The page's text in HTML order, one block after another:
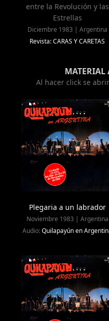
entre la Revolución y las
Estrellas
Diciembre 1983 | Argentina
Revista: CARAS Y CARETAS
Al hacer click se
Plegaria a un labrador
Noviembre 1983 | Argentina
Audio:Quilapayún en